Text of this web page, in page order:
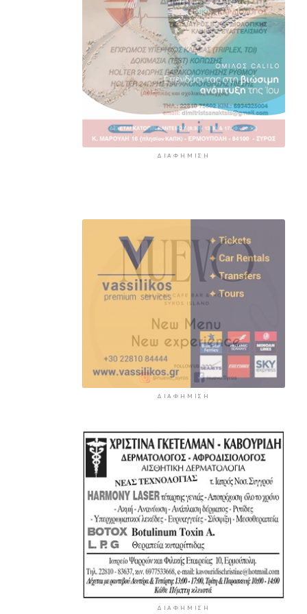
ΔΙΑΦΉΜΙΣΗ
ΔΙΑΦΉΜΙΣΗ
ΔΙΑΦΉΜΙΣΗ